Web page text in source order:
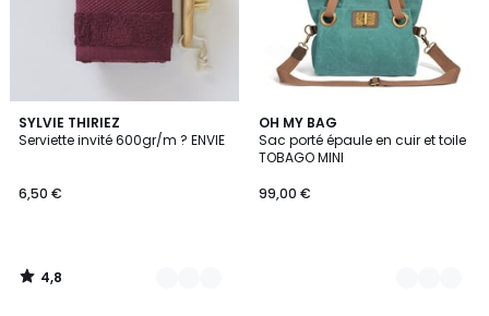
SYLVIE THIRIEZ
Serviette invité 600gr/m ? ENVIE
6,50 €
4,8
/ 5
15
Couleurs
4,8
/
OH MY BAG
Sac porté épaule en cuir et toile
TOBAGO MINI
99,00 €
13
Couleurs